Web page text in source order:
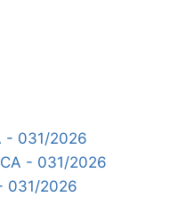
- 031/2026
- 031/2026
031/2026